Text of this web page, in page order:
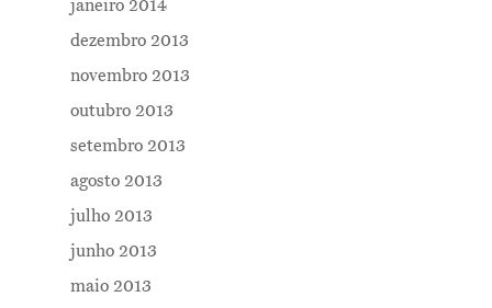
janeiro 2014
dezembro 2013
novembro 2013
outubro 2013
setembro 2013
agosto 2013
julho 2013
junho 2013
maio 2013